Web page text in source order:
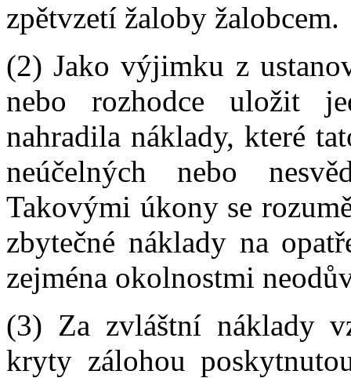
zpětvzetí žaloby žalobcem.
(2) Jako výjimku z
nebo rozhodce uložit
nahradila náklady, které
neúčelných nebo
Takovými úkony se
zbytečné náklady na
zejména okolnostmi
(3) Za zvláštní náklady
kryty zálohou